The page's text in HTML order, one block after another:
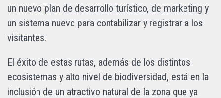
un nuevo plan de desarrollo turístico, de marketing y
un sistema nuevo para contabilizar y registrar a los
visitantes.
El éxito de estas rutas, además de los distintos
ecosistemas y alto nivel de biodiversidad, está en la
inclusión de un atractivo natural de la zona que ya